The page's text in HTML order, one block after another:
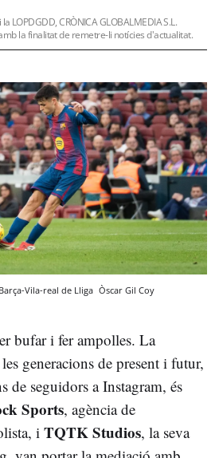
LOPDGDD, CRÒNICA GLOBALMEDIA S.L.
la finalitat de remetre-li notícies d'actualitat.
Vila-real de Lliga Òscar Gil Coy
bufar i fer ampolles. La
generacions de present i futur,
de seguidors a Instagram, és
Sports, agència de
i TQTK Studios, la seva